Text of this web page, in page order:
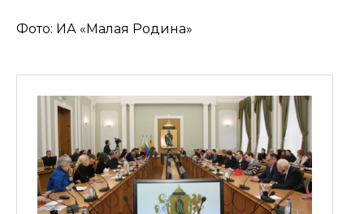
Фото: ИА «Малая Родина»